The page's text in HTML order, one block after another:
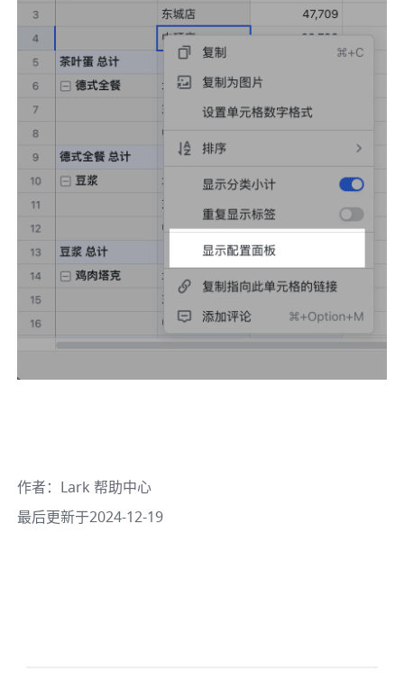
作者： Lark 帮助中心
最后更新于2024-12-19